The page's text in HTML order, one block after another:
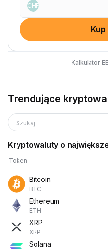
CHF
Kup
Kalkulator
Trendujące
Szukaj
Kryptowaluty o
Token
Bitcoin
BTC
Ethereum
ETH
XRP
XRP
Solana